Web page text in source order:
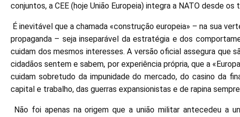
conjuntos, a CEE (hoje União Europeia) integra a NATO desde
É inevitável que a chamada «construção europeia» – na sua
propaganda – seja inseparável da estratégia e dos
cuidam dos mesmos interesses. A versão oficial assegura que
cidadãos sentem e sabem, por experiência própria, que a
cuidam sobretudo da impunidade do mercado, do casino da
capital e trabalho, das guerras expansionistas e de rapina
Não foi apenas na origem que a união militar antecedeu a